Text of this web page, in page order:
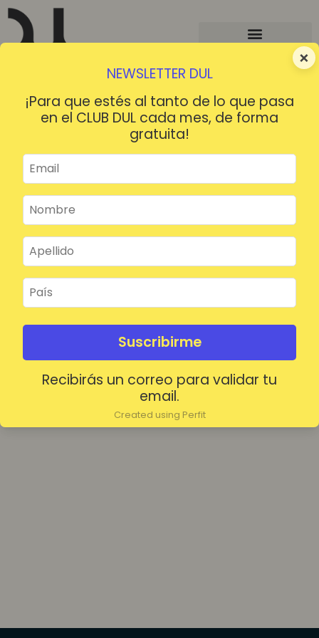
×
NEWSLETTER DUL
¡Para que estés al tanto de lo que pasa
en el CLUB DUL cada mes, de forma
gratuita!
Suscribirme
Recibirás un correo para validar tu
email.
Created using Perfit
¡HOLA!
Mantenerme conectado
Acceder